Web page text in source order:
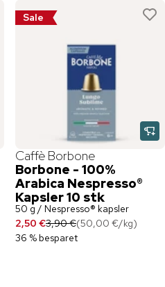
Sale
Caffè Borbone
Borbone - 100%
Arabica Nespresso®
Kapsler 10 stk
50 g / Nespresso® kapsler
2,50 €3,90 €(50,00 €/kg)
36 % besparet